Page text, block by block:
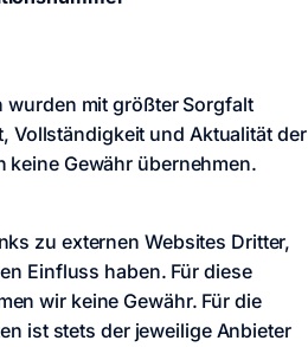
wurden mit größter Sorgfalt
Vollständigkeit und Aktualität der
keine Gewähr übernehmen.
zu externen Websites Dritter,
Einfluss haben. Für diese
wir keine Gewähr. Für die
ist stets der jeweilige Anbieter